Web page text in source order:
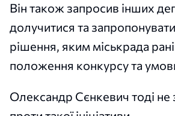
Він також запросив інших
долучитися та
рішення, яким міськрада
положення конкурсу та
Олександр Сєнкевич тоді не